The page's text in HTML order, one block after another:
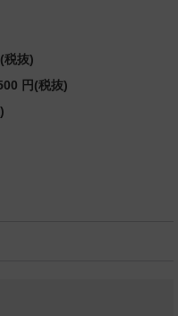
税抜)
円(税抜)